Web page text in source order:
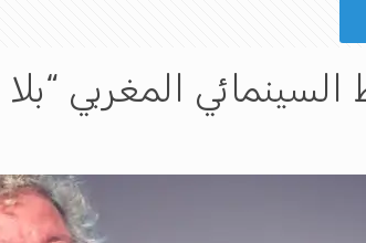
السينمائي المغربي